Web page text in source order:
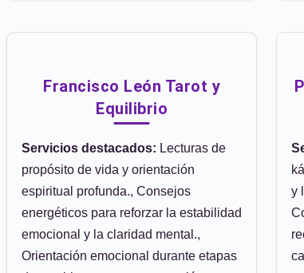
Francisco León Tarot y
Equilibrio
Servicios destacados: Lecturas de
propósito de vida y orientación
espiritual profunda., Consejos
energéticos para reforzar la estabilidad
emocional y la claridad mental.,
Orientación emocional durante etapas
y